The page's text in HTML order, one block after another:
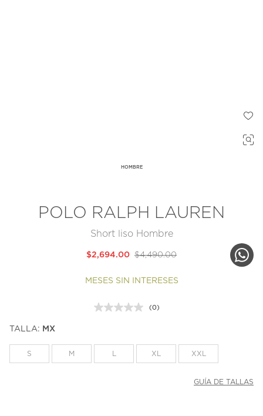
HOMBRE
POLO RALPH LAUREN
Short liso Hombre
$4,490.00
$2,694.00
MESES SIN INTERESES
Sin
la
misma
(0)
TALLA: MX
S M XL XXL
GUÍA DE TALLAS